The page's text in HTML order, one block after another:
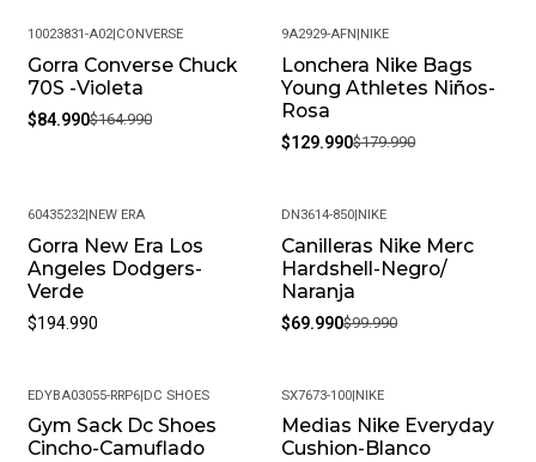
-48%
10023831-A02|CONVERSE
Gorra Converse Chuck
70S -Violeta
$84.990$164.990
-28%
9A2929-AFN|NIKE
Lonchera Nike Bags
Young Athletes Niños-
Rosa
$129.990$179.990
60435232|NEW ERA
Gorra New Era Los
Angeles Dodgers-
Verde
$194.990
-30%
DN3614-850|NIKE
Canilleras Nike Merc
Hardshell-Negro/
Naranja
$69.990$99.990
-73%
EDYBA03055-RRP6|DC SHOES
Gym Sack Dc Shoes
Cincho-Camuflado
SX7673-100|NIKE
Medias Nike Everyday
Cushion-Blanco